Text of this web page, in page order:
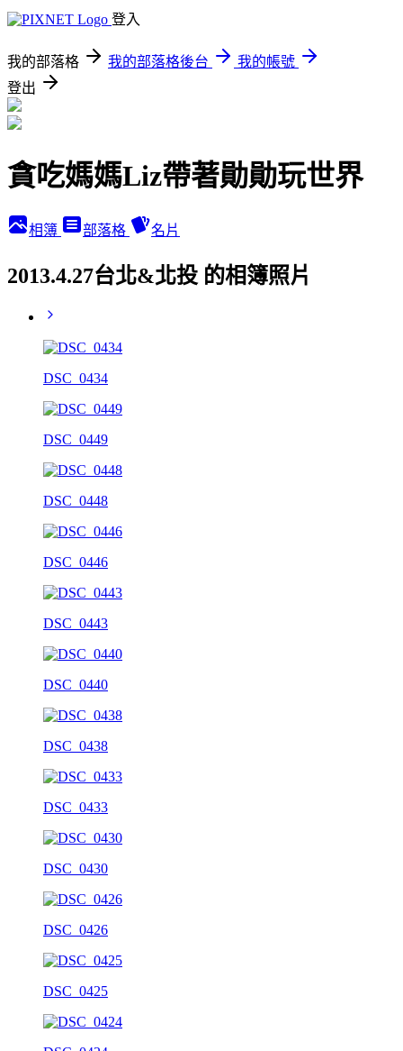
登入
我的部落格 我的部落格後台
我的帳號
登出
貪吃媽媽Liz帶著勛勛玩世界
相簿 部落格 名片
2013.4.27台北&北投 的相簿照片
DSC_0434
DSC_0449
DSC_0448
DSC_0446
DSC_0443
DSC_0440
DSC_0438
DSC_0433
DSC_0430
DSC_0426
DSC_0425